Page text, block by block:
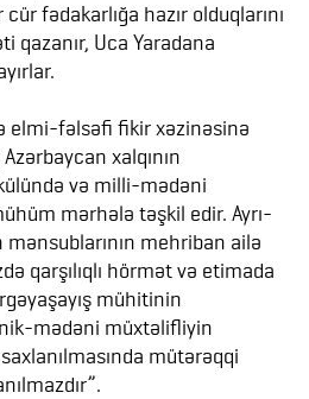
fədakarlığa hazır olduqlarını
qazanır, Uca Yaradana
elmi-fəlsəfi fikir xəzinəsinə
xalqının
və milli-mədəni
mərhələ təşkil edir. Ayrı-
mənsublarının mehriban ailə
qarşılıqlı hörmət və etimada
mühitinin
mədəni müxtəlifliyin
mütərəqqi